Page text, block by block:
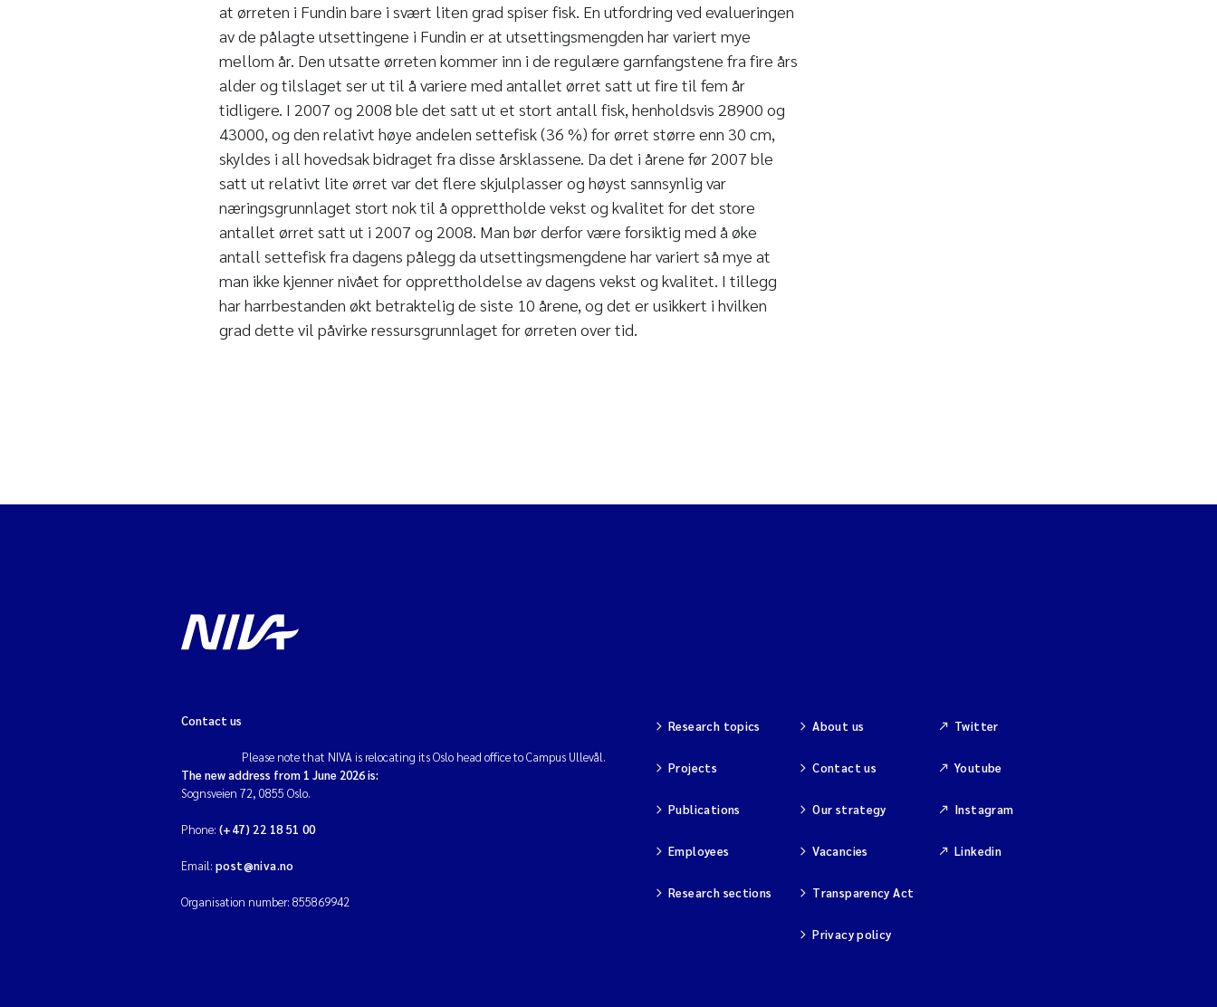
at ørreten i Fundin bare i svært liten grad spiser fisk. En utfordring ved evalueringen
av de pålagte utsettingene i Fundin er at utsettingsmengden har variert mye
mellom år. Den utsatte ørreten kommer inn i de regulære garnfangstene fra fire års
alder og tilslaget ser ut til å variere med antallet ørret satt ut fire til fem år
tidligere. I 2007 og 2008 ble det satt ut et stort antall fisk, henholdsvis 28900 og
43000, og den relativt høye andelen settefisk (36 %) for ørret større enn 30 cm,
skyldes i all hovedsak bidraget fra disse årsklassene. Da det i årene før 2007 ble
satt ut relativt lite ørret var det flere skjulplasser og høyst sannsynlig var
næringsgrunnlaget stort nok til å opprettholde vekst og kvalitet for det store
antallet ørret satt ut i 2007 og 2008. Man bør derfor være forsiktig med å øke
antall settefisk fra dagens pålegg da utsettingsmengdene har variert så mye at
man ikke kjenner nivået for opprettholdelse av dagens vekst og kvalitet. I tillegg
har harrbestanden økt betraktelig de siste 10 årene, og det er usikkert i hvilken
grad dette vil påvirke ressursgrunnlaget for ørreten over tid.
Contact us
Please note that NIVA is relocating its Oslo head office to Campus Ullevål.
The new address from 1 June 2026 is:
Sognsveien 72, 0855 Oslo.
Phone: (+47) 22 18 51 00
Email: post@niva.no
Organisation number: 855869942
Research topics
Projects
Publications
Employees
Research sections
About us
Contact us
Our strategy
Vacancies
Transparency Act
Privacy policy
Twitter
Youtube
Instagram
Linkedin